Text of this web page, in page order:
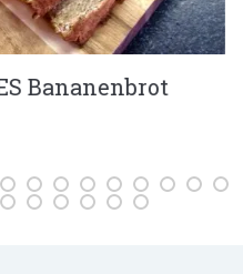
Bananenbrot